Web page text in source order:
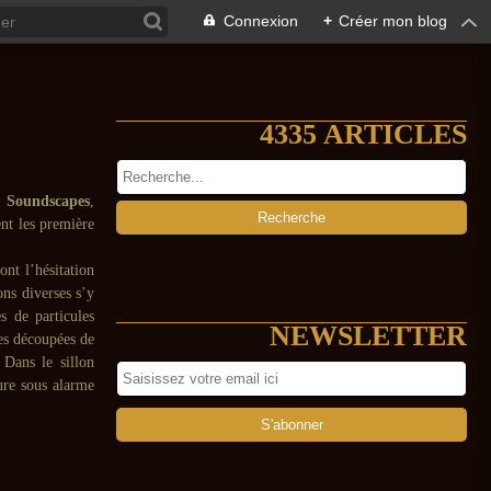
Connexion + Créer mon blog
,
les première
l’hésitation
diverses s’y
de particules
découpées de
Dans le sillon
sous alarme
4335 ARTICLES
NEWSLETTER